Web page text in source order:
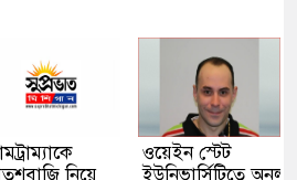
নিয়ে
ওয়েইন স্টেট
ইউনিভার্সিটিতে